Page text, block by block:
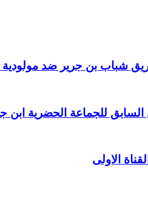
شباب بن جرير ضد مولودية
للجماعة الحضرية ابن
الاولى